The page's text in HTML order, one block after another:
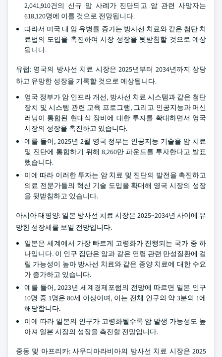
2,041,910건의 신규 암 사례가 진단되고 암 관련 사망자는
618,120명에 이를 것으로 전망됩니다.
따라서 미국 내 암 유병률 증가는 방사선 치료와 같은 첨단 치
료법의 도입을 촉진하여 시장 성장을 뒷받침할 것으로 예상
됩니다.
유럽: 영국의 방사선 치료 시장은 2025년부터 2034년까지 상당
하고 유망한 성장을 기록할 것으로 예상됩니다.
영국 정부가 암 인프라 개선, 방사선 치료 시스템과 같은 첨단
장치 및 시스템 관련 교육 프로그램, 그리고 인공지능과 머신
러닝이 통합된 현대식 장비에 대한 투자를 확대하면서 영국
시장의 성장을 촉진하고 있습니다.
예를 들어, 2025년 2월 영국 정부는 인공지능 기술을 암 치료
및 진단에 통합하기 위해 8,260만 파운드를 투자한다고 발표
했습니다.
이에 따라 이러한 투자는 암 치료 및 진단의 발전을 촉진하고
의료 전문가들의 혁신 기술 도입을 확대해 영국 시장의 성장
을 뒷받침하고 있습니다.
아시아 태평양: 일본 방사선 치료 시장은 2025~2034년 사이에 유
망한 성장세를 보일 전망입니다.
일본은 세계에서 가장 빠르게 고령화가 진행되는 국가 중 하
나입니다. 이 인구 집단은 암과 같은 연령 관련 만성질환에 걸
릴 가능성이 높아 방사선 치료와 같은 종양 치료에 대한 수요
가 증가하고 있습니다.
예를 들어, 2023년 세계경제포럼의 전망에 따르면 일본 인구
10명 중 1명은 80세 이상이며, 이는 전체 인구의 약 3분의 1에
해당합니다.
이에 따라 일본의 인구가 고령화될수록 암 발생 가능성도 높
아져 일본 시장의 성장을 촉진할 전망입니다.
중동 및 아프리카: 사우디아라비아의 방사선 치료 시장은 2025